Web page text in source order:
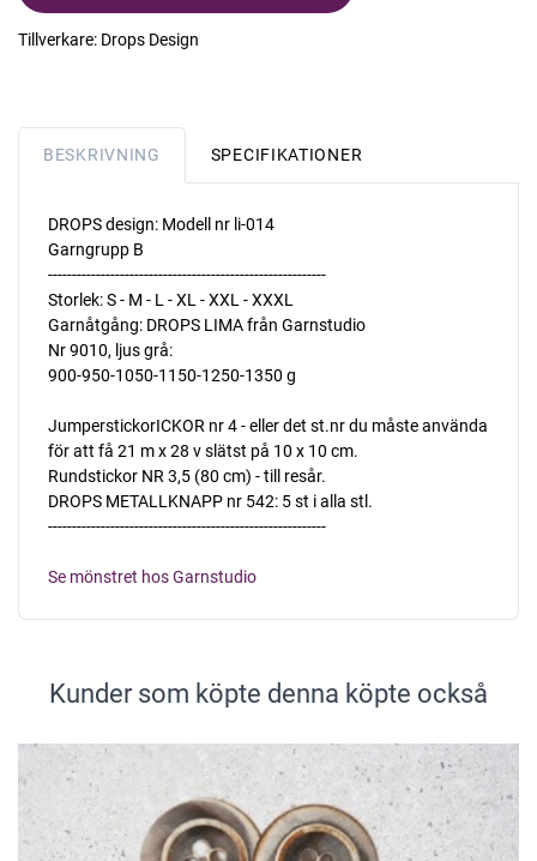
Tillverkare: Drops Design
BESKRIVNING SPECIFIKATIONER
DROPS design: Modell nr li-014
Garngrupp B
----------------------------------------------------------
Storlek: S - M - L - XL - XXL - XXXL
Garnåtgång: DROPS LIMA från Garnstudio
Nr 9010, ljus grå:
900-950-1050-1150-1250-1350 g
JumperstickorICKOR nr 4 - eller det st.nr du måste använda
för att få 21 m x 28 v slätst på 10 x 10 cm.
Rundstickor NR 3,5 (80 cm) - till resår.
DROPS METALLKNAPP nr 542: 5 st i alla stl.
----------------------------------------------------------
Se mönstret hos Garnstudio
Kunder som köpte denna köpte också